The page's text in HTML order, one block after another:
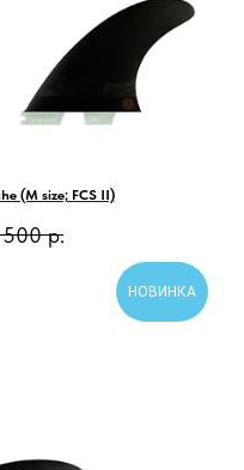
(M size; FCS II)
500 р.
НОВИНКА